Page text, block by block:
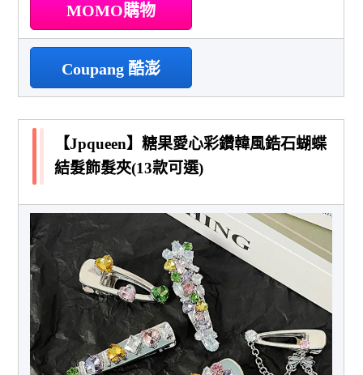
MOMO購物
Coupang 酷澎
【Jpqueen】糖果愛心彩鑽韓風鋯石蝴蝶
結髮飾髮夾(13款可選)